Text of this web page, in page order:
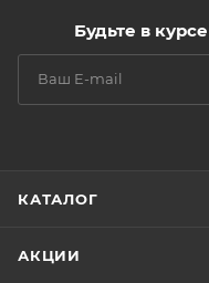
Будьте в
КАТАЛОГ
АКЦИИ